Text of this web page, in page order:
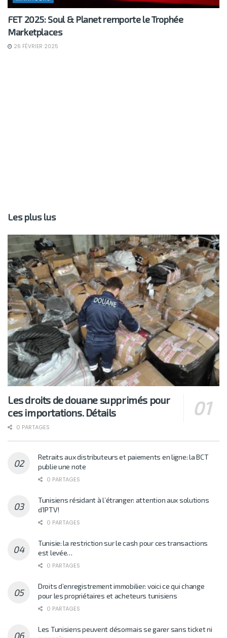
FET 2025: Soul & Planet remporte le Trophée
Marketplaces
26 FÉVRIER 2025
Les plus lus
Les droits de douane supprimés pour
ces importations. Détails
0 PARTAGES
Retraits aux distributeurs et paiements en ligne: la BCT
publie une note
0 PARTAGES
Tunisiens résidant à l’étranger: attention aux solutions
d’IPTV!
0 PARTAGES
Tunisie: la restriction sur le cash pour ces transactions
est levée…
0 PARTAGES
Droits d’enregistrement immobilier: voici ce qui change
pour les propriétaires et acheteurs tunisiens
0 PARTAGES
Les Tunisiens peuvent désormais se garer sans ticket ni